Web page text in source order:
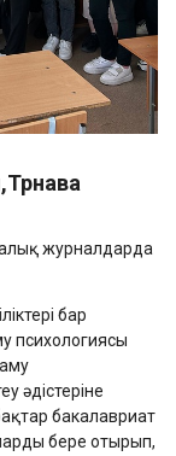
журналдарда
бар
психологиясы
әдістеріне
бакалавриат
бере отырып,